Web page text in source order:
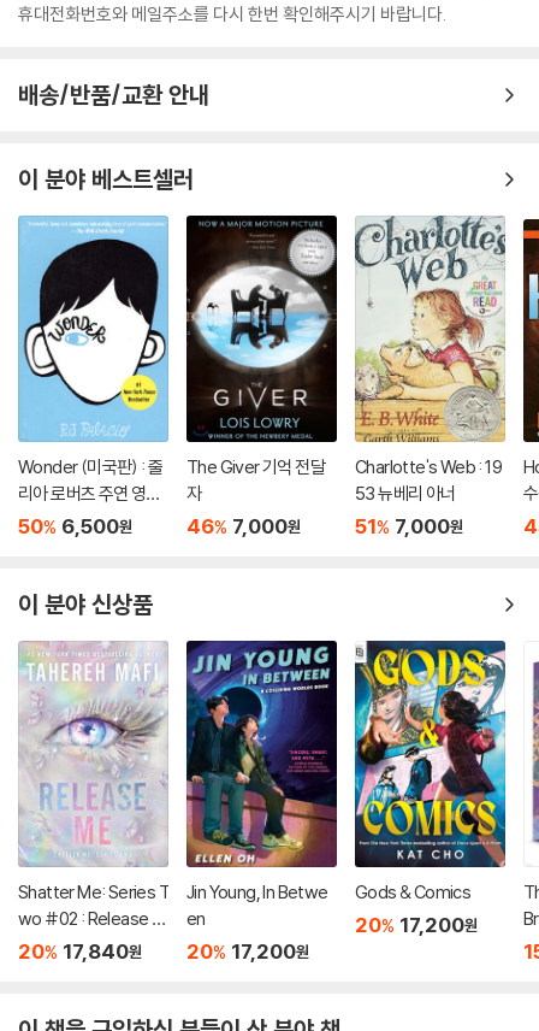
휴대전화번호와 메일주소를 다시 한번 확인해주시기 바랍니다.
배송/반품/교환 안내
이 분야 베스트셀러
Wonder (미국판) : 줄
리아 로버츠 주연 영화
'원더' 원작 소설
50% 6,500원
The Giver 기억 전달
자
46% 7,000원
Charlotte's Web : 19
53 뉴베리 아너
51% 7,000원
이 분야 신상품
Shatter Me: Series T
wo #02 : Release M
e
20% 17,840원
Jin Young, In Betwe
en
20% 17,200원
Gods & Comics
20% 17,200원